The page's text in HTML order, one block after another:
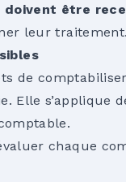
doivent être
leur traitement.
de
Elle
chaque